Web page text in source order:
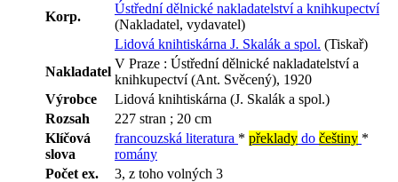
Korp.
Ústřední dělnické nakladatelství a knihkupectví
(Nakladatel, vydavatel)
Lidová knihtiskárna J. Skalák a spol. (Tiskař)
Nakladatel
V Praze : Ústřední dělnické nakladatelství a
knihkupectví (Ant. Svěcený), 1920
Výrobce
Lidová knihtiskárna (J. Skalák a spol.)
Rozsah
227 stran ; 20 cm
Klíčová
slova
francouzská literatura * překlady do češtiny *
romány
Počet ex.
3, z toho volných 3